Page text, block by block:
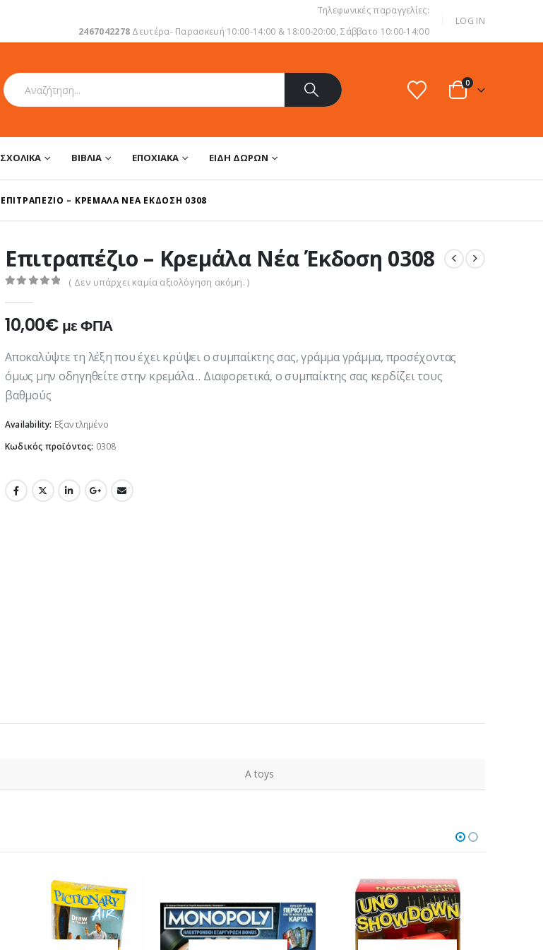
Τηλεφωνικές παραγγελίες:
2467042278 Δευτέρα- Παρασκευή 10:00-14:00 & 18:00-20:00, Σάββατο 10:00-14:00
LOG IN
0
ΣΧΟΛΙΚΆ ΒΙΒΛΊΑ ΕΠΟΧΙΑΚΆ ΕΊΔΗ ΔΏΡΩΝ
ΕΠΙΤΡΑΠΈΖΙΟ – ΚΡΕΜΆΛΑ ΝΈΑ ΈΚΔΟΣΗ 0308
Επιτραπέζιο – Κρεμάλα Νέα Έκδοση 0308
( Δεν υπάρχει καμία αξιολόγηση ακόμη. )
10,00€ με ΦΠΑ
Αποκαλύψτε τη λέξη που έχει κρύψει ο συμπαίκτης σας, γράμμα γράμμα, προσέχοντας
όμως μην οδηγηθείτε στην κρεμάλα… Διαφορετικά, ο συμπαίκτης σας κερδίζει τους
βαθμούς
Availability: Εξαντλημένο
Κωδικός προϊόντος: 0308
A toys